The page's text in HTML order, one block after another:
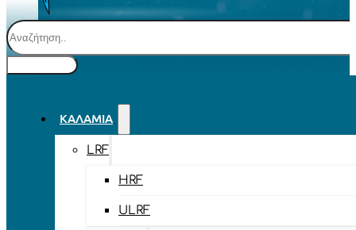
Αναζήτηση
ΚΑΛΆΜΙΑ
LRF
HRF
ULRF